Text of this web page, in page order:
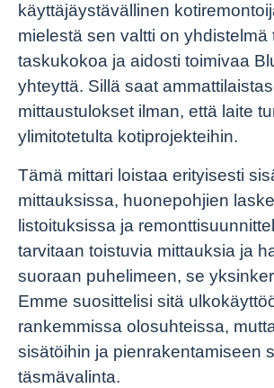
käyttäjäystävällinen
mielestä sen valtti on yhdistelmä
taskukokoa ja aidosti toimivaa
yhteyttä. Sillä saat
mittaustulokset ilman, että laite
ylimitotetulta kotiprojekteihin.
Tämä mittari loistaa erityisesti
mittauksissa, huonepohjien
listoituksissa ja
tarvitaan toistuvia mittauksia ja
suoraan puhelimeen, se
Emme suosittelisi sitä
rankemmissa olosuhteissa,
sisätöihin ja pienrakentamiseen
täsmävalinta.